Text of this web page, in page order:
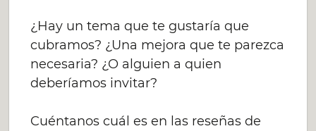
¿Hay un tema que te gustaría que
cubramos? ¿Una mejora que te parezca
necesaria? ¿O alguien a quien
deberíamos invitar?
Cuéntanos cuál es en las reseñas de